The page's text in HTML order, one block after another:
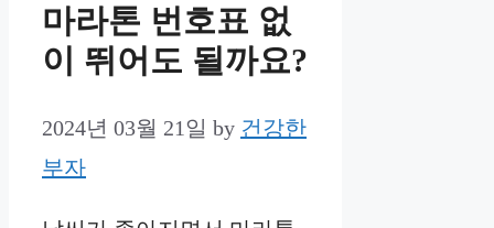
마라톤 번호표 없
이 뛰어도 될까요?
2024년 03월 21일 by 건강한
부자